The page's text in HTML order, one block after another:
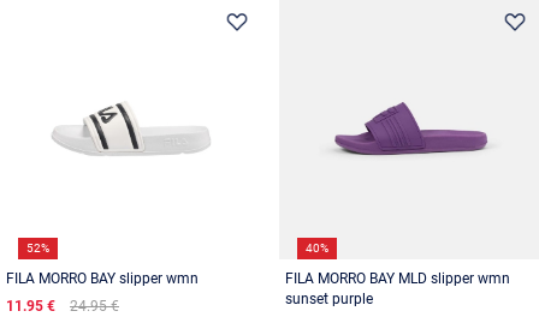
52%
FILA MORRO BAY slipper wmn
11.95 €
24.95 €
40%
FILA MORRO BAY MLD slipper wmn
sunset purple